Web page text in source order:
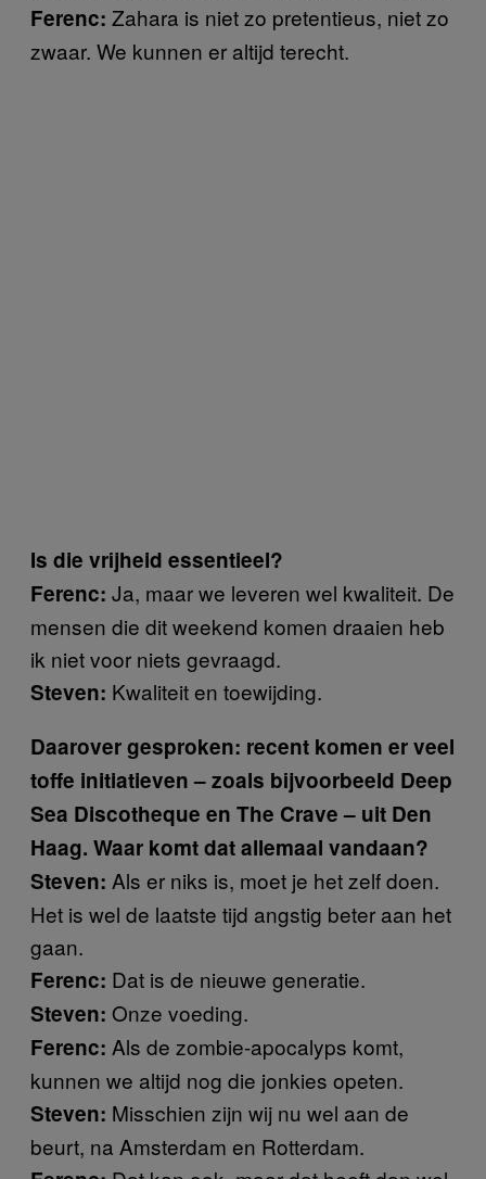
Ferenc: Zahara is niet zo pretentieus, niet zo
zwaar. We kunnen er altijd terecht.
Is die vrijheid essentieel?
Ferenc: Ja, maar we leveren wel kwaliteit. De
mensen die dit weekend komen draaien heb
ik niet voor niets gevraagd.
Steven: Kwaliteit en toewijding.
Daarover gesproken: recent komen er veel
toffe initiatieven – zoals bijvoorbeeld Deep
Sea Discotheque en The Crave – uit Den
Haag. Waar komt dat allemaal vandaan?
Steven: Als er niks is, moet je het zelf doen.
Het is wel de laatste tijd angstig beter aan het
gaan.
Ferenc: Dat is de nieuwe generatie.
Steven: Onze voeding.
Ferenc: Als de zombie-apocalyps komt,
kunnen we altijd nog die jonkies opeten.
Steven: Misschien zijn wij nu wel aan de
beurt, na Amsterdam en Rotterdam.